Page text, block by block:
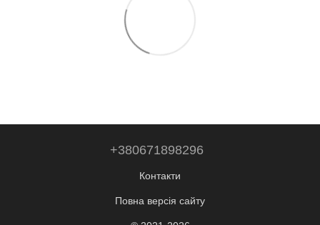
+380671898296
Контакти
Повна версія сайту